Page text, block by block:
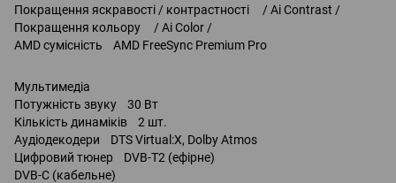
Покращення яскравості / контрастності / Ai Contrast /
Покращення кольору / Ai Color /
AMD сумісність AMD FreeSync Premium Pro
Мультимедіа
Потужність звуку 30 Вт
Кількість динаміків 2 шт.
Аудіодекодери DTS Virtual:X, Dolby Atmos
Цифровий тюнер DVB-T2 (ефірне)
DVB-C (кабельне)